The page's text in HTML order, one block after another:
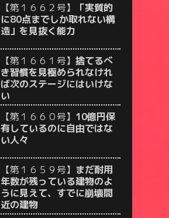
【第１６６２号】
「実質的
に80点までしか取れない構
造」を見抜く能力
【第１６６１号】 捨てるべ
き習慣を見極められなけれ
ば次のステージにはいけな
い
【第１６６０号】 10億円保
有しているのに自由ではな
い人々
【第１６５９号】 まだ耐用
年数が残っている建物のよ
うに見えて、すでに崩壊間
近の建物